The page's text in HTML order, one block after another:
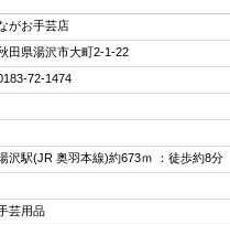
がお手芸店
田県湯沢市大町2-1-22
72-1474
沢駅(JR 奥羽本線)約673ｍ ：徒歩約8分
芸用品